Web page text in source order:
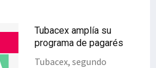
Tubacex amplía su
programa de pagarés
Tubacex, segundo